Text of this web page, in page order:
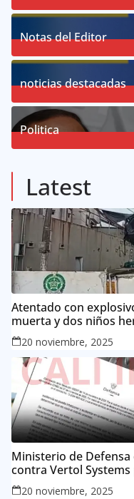
Notas del Editor
noticias destacadas
Politica
Latest
Atentado con
muerta y dos niños
20 noviembre, 2025
Ministerio de
contra Vertol
MI-1720 noviembre, 2025